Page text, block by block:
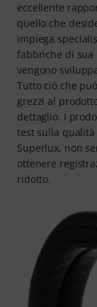
eccellente
quello che
impiega
fabbriche di sua
vengono
Tutto ciò che
grezzi al
dettaglio. I
test sulla qualità
Superlux, non
ottenere
ridotto.